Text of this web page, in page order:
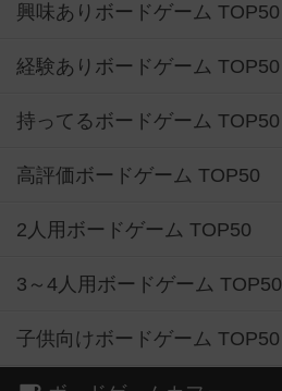
興味ありボードゲーム TOP50
経験ありボードゲーム TOP50
持ってるボードゲーム TOP50
高評価ボードゲーム TOP50
2人用ボードゲーム TOP50
3～4人用ボードゲーム TOP50
子供向けボードゲーム TOP50